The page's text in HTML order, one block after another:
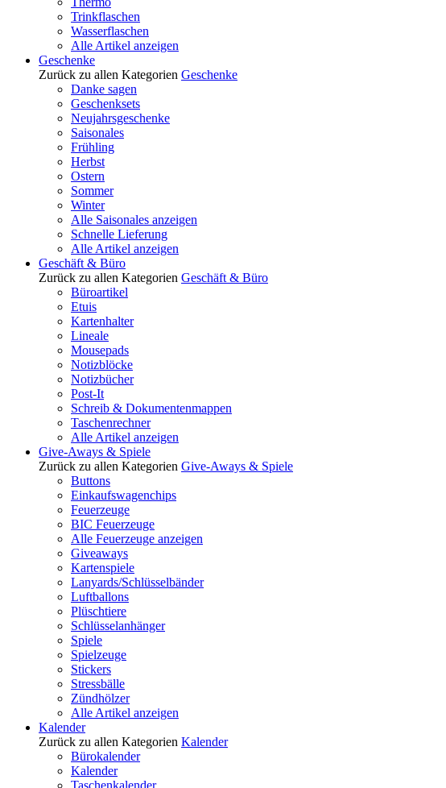
Trinkflaschen
Wasserflaschen
Alle Artikel anzeigen
Geschenke
Zurück zu allen Kategorien Geschenke
Danke sagen
Geschenksets
Neujahrsgeschenke
Saisonales
Frühling
Herbst
Ostern
Sommer
Winter
Alle Saisonales anzeigen
Schnelle Lieferung
Alle Artikel anzeigen
Geschäft & Büro
Zurück zu allen Kategorien Geschäft & Büro
Büroartikel
Etuis
Kartenhalter
Lineale
Mousepads
Notizblöcke
Notizbücher
Post-It
Schreib & Dokumentenmappen
Taschenrechner
Alle Artikel anzeigen
Give-Aways & Spiele
Zurück zu allen Kategorien Give-Aways & Spiele
Buttons
Einkaufswagenchips
Feuerzeuge
BIC Feuerzeuge
Alle Feuerzeuge anzeigen
Giveaways
Kartenspiele
Lanyards/Schlüsselbänder
Luftballons
Plüschtiere
Schlüsselanhänger
Spiele
Spielzeuge
Stickers
Stressbälle
Zündhölzer
Alle Artikel anzeigen
Kalender
Zurück zu allen Kategorien Kalender
Bürokalender
Kalender
Taschenkalender